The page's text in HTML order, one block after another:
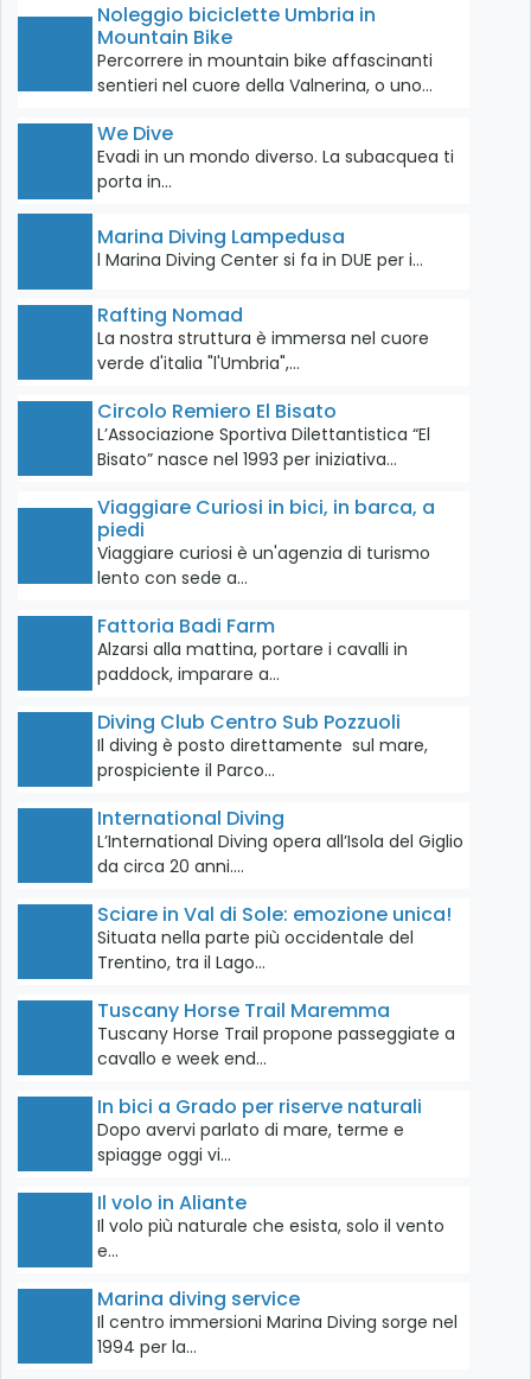
Noleggio biciclette Umbria in
Mountain Bike
Percorrere in mountain bike affascinanti
sentieri nel cuore della Valnerina, o uno…
We Dive
Evadi in un mondo diverso. La subacquea ti
porta in…
Marina Diving Lampedusa
l Marina Diving Center si fa in DUE per i…
Rafting Nomad
La nostra struttura è immersa nel cuore
verde d'italia "l'Umbria",…
Circolo Remiero El Bisato
L’Associazione Sportiva Dilettantistica “El
Bisato” nasce nel 1993 per iniziativa…
Viaggiare Curiosi in bici, in barca, a
piedi
Viaggiare curiosi è un'agenzia di turismo
lento con sede a…
Fattoria Badi Farm
Alzarsi alla mattina, portare i cavalli in
paddock, imparare a…
Diving Club Centro Sub Pozzuoli
Il diving è posto direttamente sul mare,
prospiciente il Parco…
International Diving
L’International Diving opera all’Isola del Giglio
da circa 20 anni.…
Sciare in Val di Sole: emozione unica!
Situata nella parte più occidentale del
Trentino, tra il Lago…
Tuscany Horse Trail Maremma
Tuscany Horse Trail propone passeggiate a
cavallo e week end…
In bici a Grado per riserve naturali
Dopo avervi parlato di mare, terme e
spiagge oggi vi…
Il volo in Aliante
Il volo più naturale che esista, solo il vento
e…
Marina diving service
Il centro immersioni Marina Diving sorge nel
1994 per la…